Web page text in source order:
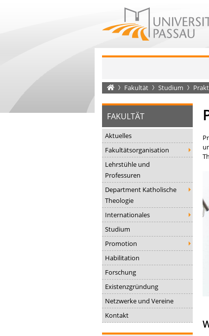
Startseite
Fakultät Studium
FAKULTÄT
Aktuelles
Fakultätsorganisation
Lehrstühle und
Professuren
Department Katholische
Theologie
Internationales
Studium
Promotion
Habilitation
Forschung
Existenzgründung
Netzwerke und Vereine
Kontakt